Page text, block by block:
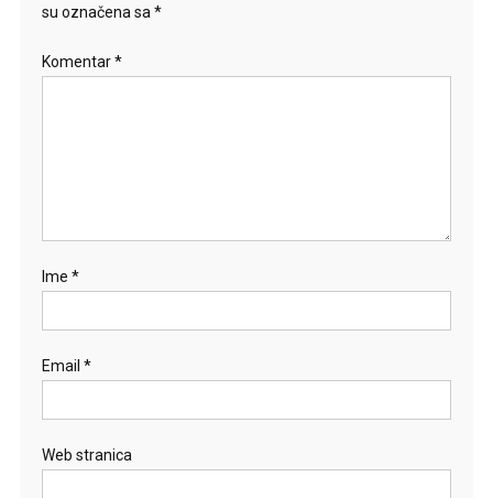
su označena sa *
Komentar*
Ime *
Email *
Web stranica